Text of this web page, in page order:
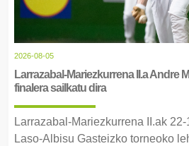
2026-08-05
Larrazabal-Mariezkurrena II.a Andre
finalera sailkatu dira
Larrazabal-Mariezkurrena II.ak
Laso-Albisu Gasteizko torneoko